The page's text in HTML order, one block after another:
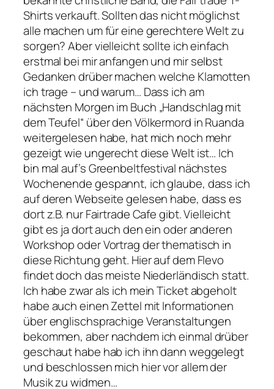
Shirts verkauft. Sollten das nicht möglichst
alle machen um für eine gerechtere Welt zu
sorgen? Aber vielleicht sollte ich einfach
erstmal bei mir anfangen und mir selbst
Gedanken drüber machen welche Klamotten
ich trage – und warum… Dass ich am
nächsten Morgen im Buch „Handschlag mit
dem Teufel“ über den Völkermord in Ruanda
weitergelesen habe, hat mich noch mehr
gezeigt wie ungerecht diese Welt ist… Ich
bin mal auf’s Greenbeltfestival nächstes
Wochenende gespannt, ich glaube, dass ich
auf deren Webseite gelesen habe, dass es
dort z.B. nur Fairtrade Cafe gibt. Vielleicht
gibt es ja dort auch den ein oder anderen
Workshop oder Vortrag der thematisch in
diese Richtung geht. Hier auf dem Flevo
findet doch das meiste Niederländisch statt.
Ich habe zwar als ich mein Ticket abgeholt
habe auch einen Zettel mit Informationen
über englischsprachige Veranstaltungen
bekommen, aber nachdem ich einmal drüber
geschaut habe hab ich ihn dann weggelegt
und beschlossen mich hier vor allem der
Musik zu widmen…